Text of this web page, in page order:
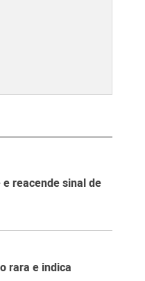
reacende sinal de
rara e indica